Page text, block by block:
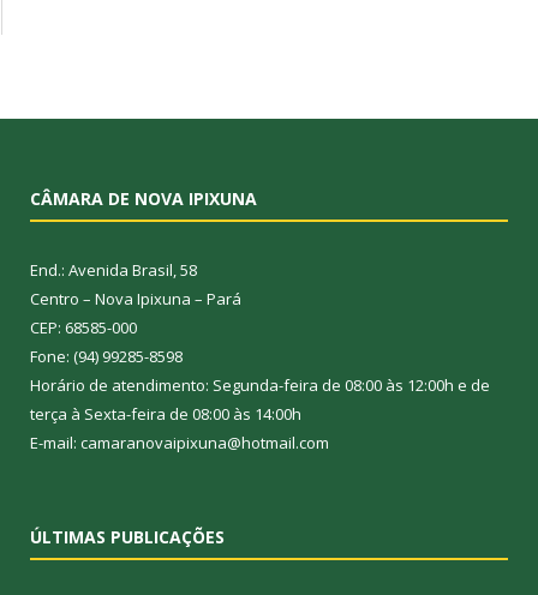
CÂMARA DE NOVA IPIXUNA
End.: Avenida Brasil, 58
Centro – Nova Ipixuna – Pará
CEP: 68585-000
Fone: (94) 99285-8598
Horário de atendimento: Segunda-feira de 08:00 às 12:00h e de
terça à Sexta-feira de 08:00 às 14:00h
E-mail: camaranovaipixuna@hotmail.com
ÚLTIMAS PUBLICAÇÕES